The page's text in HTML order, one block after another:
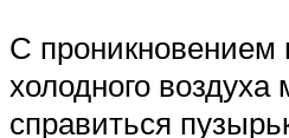
С
холодного воздуха
справиться